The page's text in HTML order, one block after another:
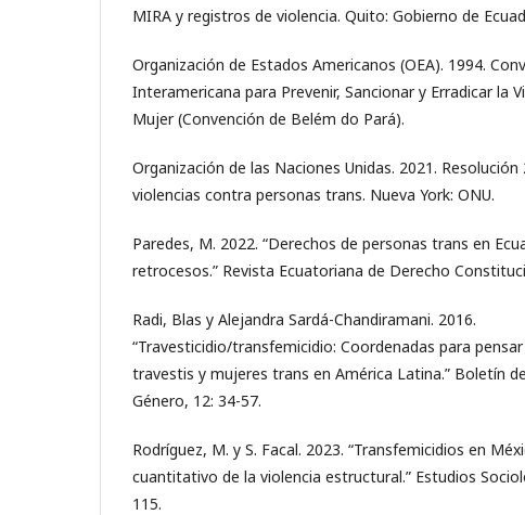
MIRA y registros de violencia. Quito: Gobierno de
Organización de Estados Americanos (OEA). 1994.
Interamericana para Prevenir, Sancionar y Erradicar la
Mujer (Convención de Belém do Pará).
Organización de las Naciones Unidas. 2021. Resolución
violencias contra personas trans. Nueva York: ONU.
Paredes, M. 2022. “Derechos de personas trans en
retrocesos.” Revista Ecuatoriana de Derecho
Radi, Blas y Alejandra Sardá-Chandiramani. 2016.
“Travesticidio/transfemicidio: Coordenadas para
travestis y mujeres trans en América Latina.” Boletín
Género, 12: 34-57.
Rodríguez, M. y S. Facal. 2023. “Transfemicidios en
cuantitativo de la violencia estructural.” Estudios
115.